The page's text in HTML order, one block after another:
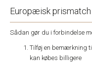
Europæisk
Sådan gør du i forbindelse
Tilføj en bemærkning
kan købes billigere